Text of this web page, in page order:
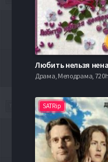
SATRip